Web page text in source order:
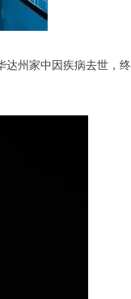
达州家中因疾病去世，终